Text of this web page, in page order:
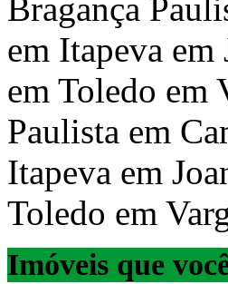
Bragança
em Itapeva
em Toledo em
Paulista em
Itapeva em
Toledo em
Imóveis que